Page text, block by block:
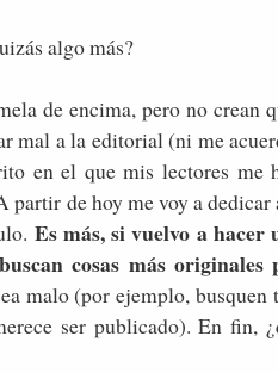
algo más?
de encima, pero no crean
mal a la editorial (ni me
en el que mis lectores
partir de hoy me voy a
Es más, si vuelvo a hacer
cosas más
malo (por ejemplo,
ser publicado). En fin,